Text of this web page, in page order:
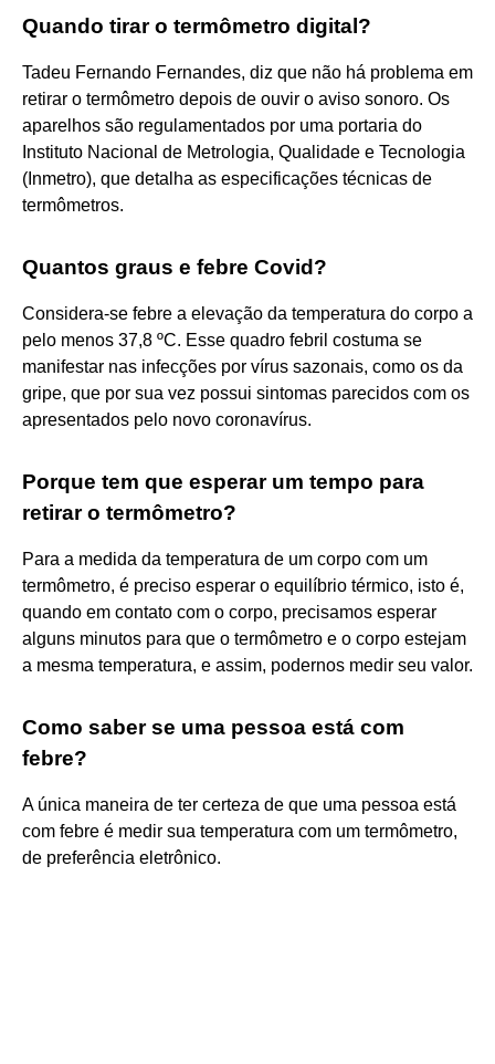
Quando tirar o termômetro digital?
Tadeu Fernando Fernandes, diz que não há problema em
retirar o termômetro depois de ouvir o aviso sonoro. Os
aparelhos são regulamentados por uma portaria do
Instituto Nacional de Metrologia, Qualidade e Tecnologia
(Inmetro), que detalha as especificações técnicas de
termômetros.
Quantos graus e febre Covid?
Considera-se febre a elevação da temperatura do corpo a
pelo menos 37,8 ºC. Esse quadro febril costuma se
manifestar nas infecções por vírus sazonais, como os da
gripe, que por sua vez possui sintomas parecidos com os
apresentados pelo novo coronavírus.
Porque tem que esperar um tempo para
retirar o termômetro?
Para a medida da temperatura de um corpo com um
termômetro, é preciso esperar o equilíbrio térmico, isto é,
quando em contato com o corpo, precisamos esperar
alguns minutos para que o termômetro e o corpo estejam
a mesma temperatura, e assim, podernos medir seu valor.
Como saber se uma pessoa está com
febre?
A única maneira de ter certeza de que uma pessoa está
com febre é medir sua temperatura com um termômetro,
de preferência eletrônico.